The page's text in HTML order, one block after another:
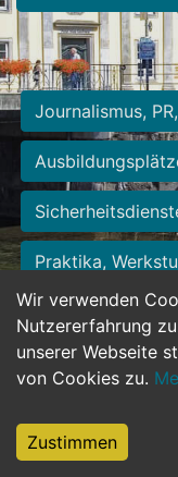
Wir verwenden
Nutzererfahrung
unserer Webseite
von Cookies zu.
Zustimmen
Journalismus,
Praktika,
Personalwesen
Hilfskräfte,
Weiterbildung,